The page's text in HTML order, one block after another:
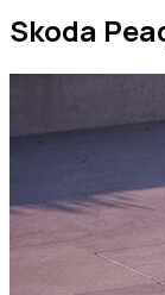
Skoda